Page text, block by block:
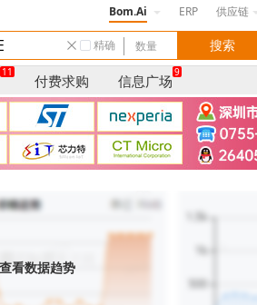
Bom.Ai ERP 供应链
精确
11
付费求购 信息广场
9
看数据趋势